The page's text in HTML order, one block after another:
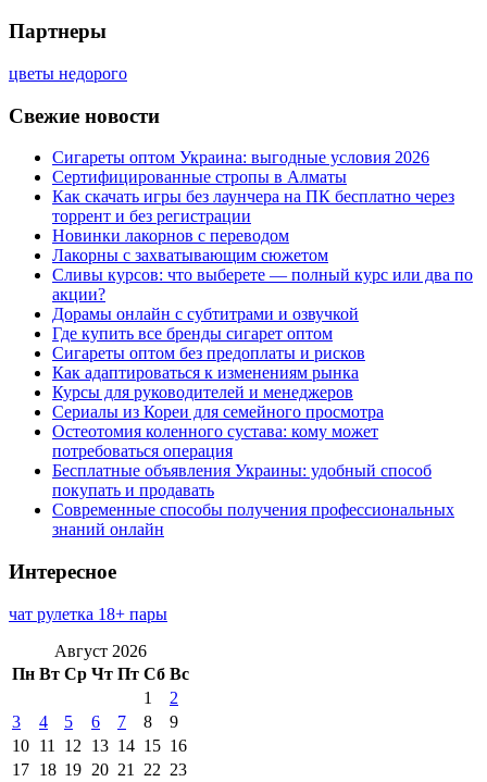
Партнеры
цветы недорого
Свежие новости
Сигареты оптом Украина: выгодные условия 2026
Сертифицированные стропы в Алматы
Как скачать игры без лаунчера на ПК бесплатно через
торрент и без регистрации
Новинки лакорнов с переводом
Лакорны с захватывающим сюжетом
Сливы курсов: что выберете — полный курс или два по
акции?
Дорамы онлайн с субтитрами и озвучкой
Где купить все бренды сигарет оптом
Сигареты оптом без предоплаты и рисков
Как адаптироваться к изменениям рынка
Курсы для руководителей и менеджеров
Сериалы из Кореи для семейного просмотра
Остеотомия коленного сустава: кому может
потребоваться операция
Бесплатные объявления Украины: удобный способ
покупать и продавать
Современные способы получения профессиональных
знаний онлайн
Интересное
чат рулетка 18+ пары
Август 2026
Пн Вт Ср Чт Пт Сб Вс
1
2
3
4 5 6 7 8
9
10 11 12 13 14 15 16
17 18 19 20 21 22 23